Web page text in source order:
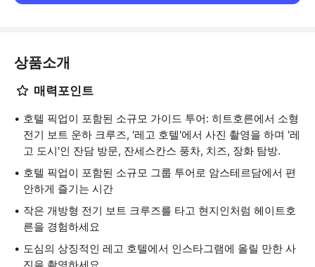
상품소개
매력포인트
호텔 픽업이 포함된 소규모 가이드 투어: 히트호른에서 소형
전기 보트 운하 크루즈, '레고 호텔'에서 사진 촬영을 하며 '레
고 도시'인 잔담 방문, 잔세스칸스 풍차, 치즈, 장화 탐방.
호텔 픽업이 포함된 소규모 그룹 투어로 암스테르담에서 편
안하게 즐기는 시간
작은 개방형 전기 보트 크루즈를 타고 현지인처럼 헤이트호
른을 경험하세요
도심의 상징적인 레고 호텔에서 인스타그램에 올릴 만한 사